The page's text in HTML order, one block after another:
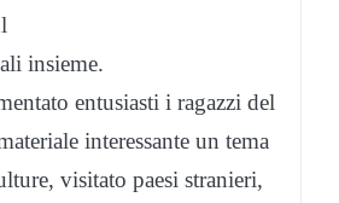
insieme.
entusiasti i ragazzi del
interessante un tema
visitato paesi stranieri,